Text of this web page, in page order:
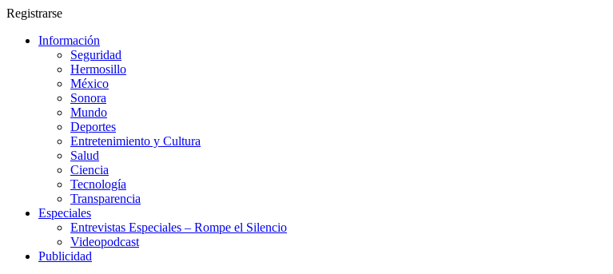
Registrarse
Información
Seguridad
Hermosillo
México
Sonora
Mundo
Deportes
Entretenimiento y Cultura
Salud
Ciencia
Tecnología
Transparencia
Especiales
Entrevistas Especiales – Rompe el Silencio
Videopodcast
Publicidad